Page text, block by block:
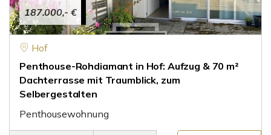
187.000,- €
Hof
Penthouse-Rohdiamant in Hof: Aufzug & 70 m²
Dachterrasse mit Traumblick, zum
Selbergestalten
Penthousewohnung